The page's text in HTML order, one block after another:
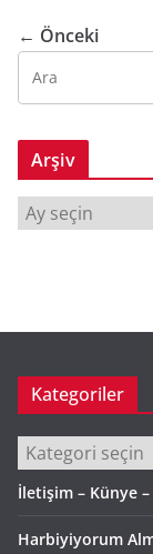
← Önceki
Arşiv
r
Kategoriler
Kategoriler
İletişim – Künye –
Harbiyiyorum